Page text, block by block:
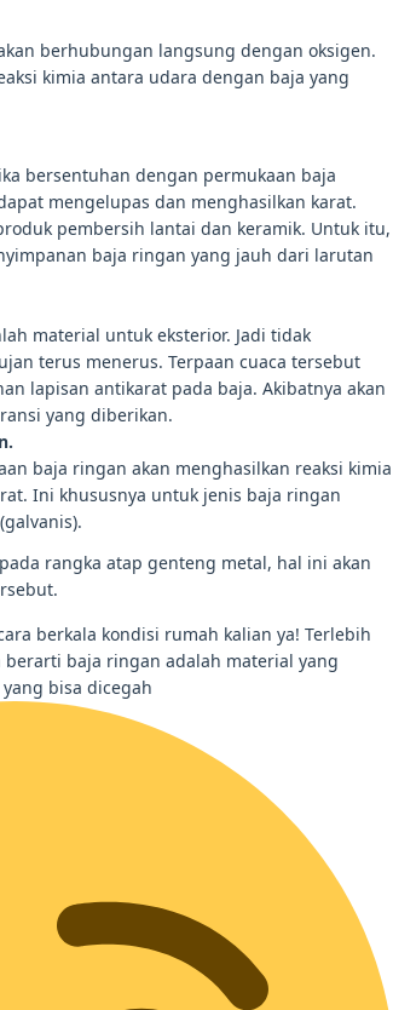
berhubungan langsung dengan oksigen.
kimia antara udara dengan baja yang
bersentuhan dengan permukaan baja
mengelupas dan menghasilkan karat.
pembersih lantai dan keramik. Untuk itu,
baja ringan yang jauh dari larutan
material untuk eksterior. Jadi tidak
terus menerus. Terpaan cuaca tersebut
lapisan antikarat pada baja. Akibatnya akan
yang diberikan.
baja ringan akan menghasilkan reaksi kimia
Ini khususnya untuk jenis baja ringan
rangka atap genteng metal, hal ini akan
berkala kondisi rumah kalian ya! Terlebih
baja ringan adalah material yang
bisa dicegah